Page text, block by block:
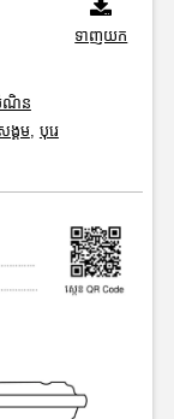
ណិន
គម, បុរេ
ទាញយក